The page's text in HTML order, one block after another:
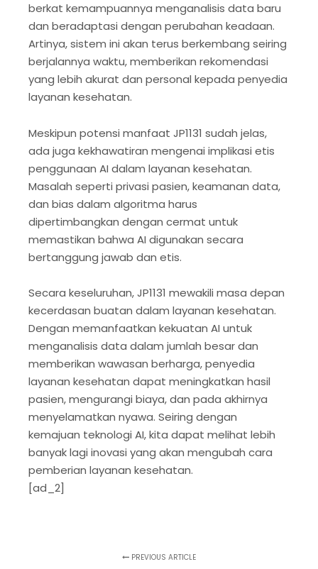
berkat kemampuannya menganalisis data baru
dan beradaptasi dengan perubahan keadaan.
Artinya, sistem ini akan terus berkembang seiring
berjalannya waktu, memberikan rekomendasi
yang lebih akurat dan personal kepada penyedia
layanan kesehatan.
Meskipun potensi manfaat JP1131 sudah jelas,
ada juga kekhawatiran mengenai implikasi etis
penggunaan AI dalam layanan kesehatan.
Masalah seperti privasi pasien, keamanan data,
dan bias dalam algoritma harus
dipertimbangkan dengan cermat untuk
memastikan bahwa AI digunakan secara
bertanggung jawab dan etis.
Secara keseluruhan, JP1131 mewakili masa depan
kecerdasan buatan dalam layanan kesehatan.
Dengan memanfaatkan kekuatan AI untuk
menganalisis data dalam jumlah besar dan
memberikan wawasan berharga, penyedia
layanan kesehatan dapat meningkatkan hasil
pasien, mengurangi biaya, dan pada akhirnya
menyelamatkan nyawa. Seiring dengan
kemajuan teknologi AI, kita dapat melihat lebih
banyak lagi inovasi yang akan mengubah cara
pemberian layanan kesehatan.
[ad_2]
PREVIOUS ARTICLE